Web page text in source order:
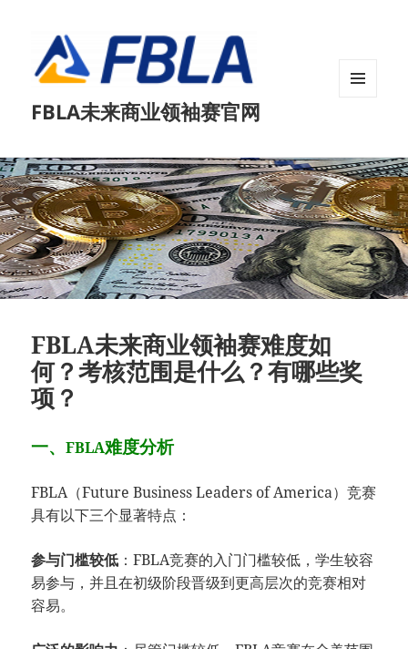
FBLA未来商业领袖赛官网
FBLA未来商业领袖赛难度如
何？考核范围是什么？有哪些奖
项？
一、FBLA难度分析
FBLA（Future Business Leaders of America）竞赛
具有以下三个显著特点：
参与门槛较低 ：FBLA竞赛的入门门槛较低，学生较容
易参与，并且在初级阶段晋级到更高层次的竞赛相对
容易。